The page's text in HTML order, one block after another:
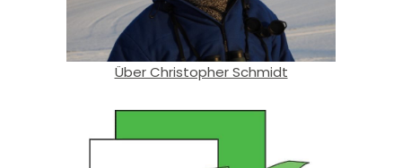
Über Christopher Schmidt